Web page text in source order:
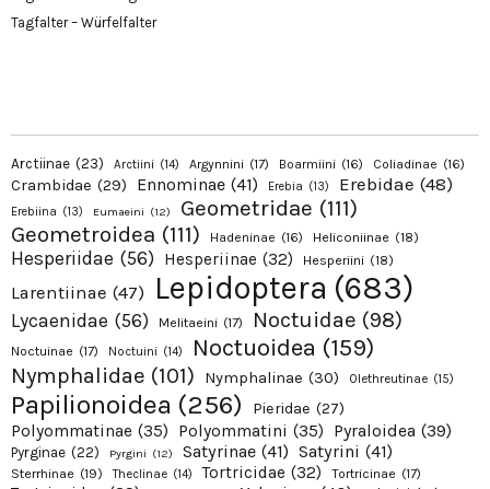
Tagfalter – Würfelfalter
Arctiinae (23) Arctiini (14) Argynnini (17) Boarmiini (16) Coliadinae (16)
Crambidae (29) Ennominae (41) Erebia (13) Erebidae (48)
Erebiina (13) Eumaeini (12) Geometridae (111)
Geometroidea (111) Hadeninae (16) Heliconiinae (18)
Hesperiidae (56) Hesperiinae (32) Hesperiini (18)
Larentiinae (47) Lepidoptera (683)
Lycaenidae (56) Melitaeini (17) Noctuidae (98)
Noctuinae (17) Noctuini (14) Noctuoidea (159)
Nymphalidae (101) Nymphalinae (30) Olethreutinae (15)
Papilionoidea (256) Pieridae (27)
Polyommatinae (35) Polyommatini (35) Pyraloidea (39)
Pyrginae (22) Pyrgini (12) Satyrinae (41) Satyrini (41)
Sterrhinae (19) Theclinae (14) Tortricidae (32) Tortricinae (17)